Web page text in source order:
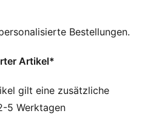
PUMAs ultraleichtes
von der Haut ab – für ein
50 % recycelten
Bestellungen.
Artikel*
gilt eine zusätzliche
5 Werktagen